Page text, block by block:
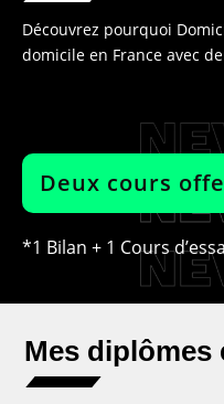
Découvrez pourquoi
domicile en France avec
Deux cours
*1 Bilan + 1 Cours
Mes